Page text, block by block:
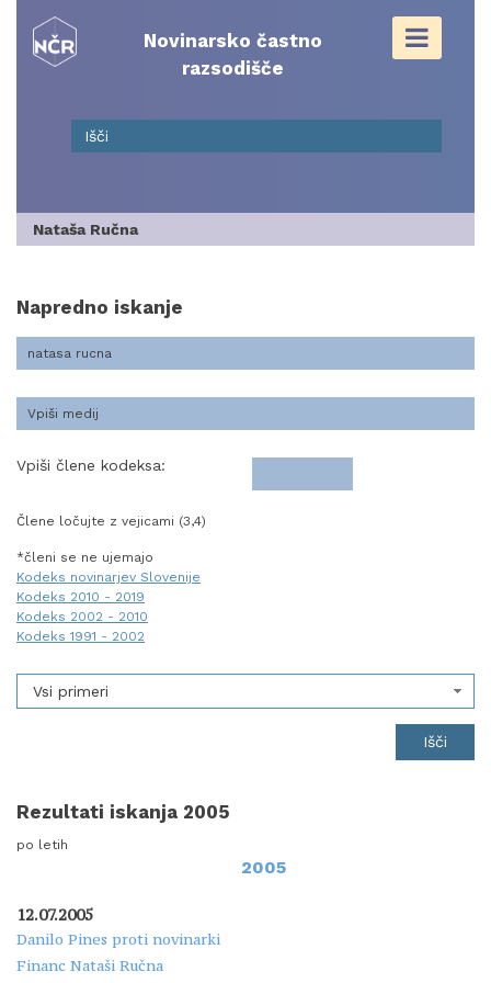
content
Novinarsko častno
razsodišče
Nataša Ručna
Napredno iskanje
Vpiši člene kodeksa:
Člene ločujte z vejicami (3,4)
*členi se ne ujemajo
Kodeks novinarjev Slovenije
Kodeks 2010 - 2019
Kodeks 2002 - 2010
Kodeks 1991 - 2002
Vsi primeri
Rezultati iskanja 2005
po letih
2005
12.07.2005
Danilo Pines proti novinarki
Financ Nataši Ručna